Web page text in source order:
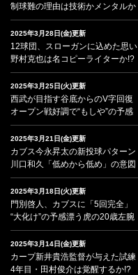
制球難の理由は技術かメンタルか
2025年3月28日(金)更新
12球団、スローガンに込めた思い
野村克也は名コピーライターか!?
2025年3月25日(火)更新
西武が目指す谷底からのV字回復
オープン戦好調で“もしや”の予感
2025年3月21日(金)更新
カブス今永昇太の新投球パターン
川口和久「低めから低め」の意図
2025年3月18日(火)更新
門別啓人、カブスに「5回完全」
“大化け”の予感漂う虎の20歳左腕
2025年3月14日(金)更新
カープ新井貴浩監督が与えた試練
4年目・田村俊介は覚醒するか!?